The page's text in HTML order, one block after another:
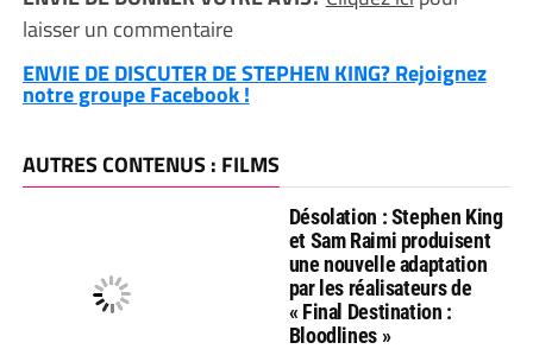
laisser un commentaire
ENVIE DE DISCUTER DE STEPHEN KING? Rejoignez
notre groupe Facebook !
AUTRES CONTENUS : FILMS
Désolation : Stephen King
et Sam Raimi produisent
une nouvelle adaptation
par les réalisateurs de
« Final Destination :
Bloodlines »